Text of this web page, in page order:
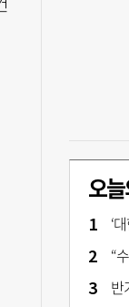
오
‘대
“수
반